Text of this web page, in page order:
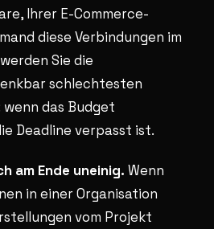
Ihrer E-Commerce-
diese Verbindungen im
Sie die
schlechtesten
das Budget
Deadline verpasst ist.
am Ende uneinig. Wenn
in einer Organisation
vom Projekt